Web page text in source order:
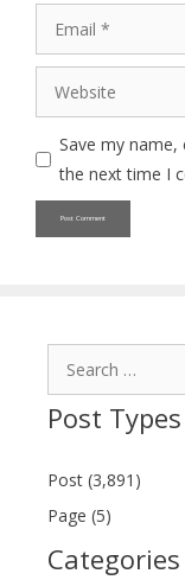
Website
Save my
the next time I
Post Types
Post (3,891)
Page (5)
Categories